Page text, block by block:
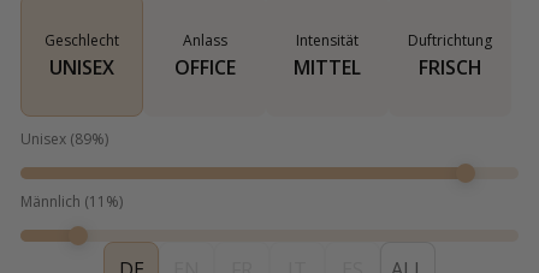
Geschlecht
UNISEX
Anlass
OFFICE
Intensität
MITTEL
Duftrichtung
FRISCH
Unisex (89%)
Männlich (11 %)